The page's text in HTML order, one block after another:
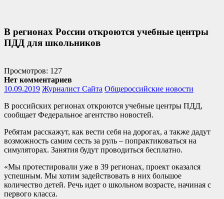
В регионах России откроются учебные центры
ПДД для школьников
Просмотров: 127
Нет комментариев
10.09.2019 Журналист Сайта Общероссийские новости
В российских регионах откроются учебные центры ПДД,
сообщает Федеральное агентство новостей.
Ребятам расскажут, как вести себя на дорогах, а также дадут
возможность самим сесть за руль – попрактиковаться на
симуляторах. Занятия будут проводиться бесплатно.
«Мы протестировали уже в 39 регионах, проект оказался
успешным. Мы хотим задействовать в них большое
количество детей. Речь идет о школьном возрасте, начиная с
первого класса.